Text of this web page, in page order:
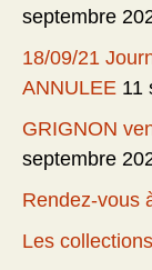
septembre
18/09/21
ANNULEE 11
GRIGNON
septembre
Rendez-vous
Les